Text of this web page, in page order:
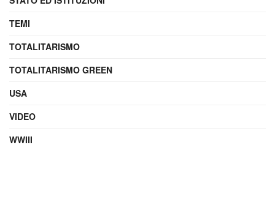
TEMI
TOTALITARISMO
TOTALITARISMO GREEN
USA
VIDEO
WWIII